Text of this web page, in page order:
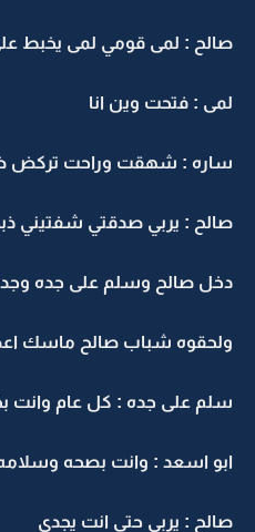
صالح : لمى قومي لمى يخبط
لمى : فتحت وين انا
ساره : شهقت وراحت تركض
صالح : يربي صدقتي شفتيني
دخل صالح وسلم على جده
ولحقوه شباب صالح ماسك
سلم على جده : كل عام وانت
ابو اسعد : وانت بصحه
صالح : يربي حتى انت يجدي